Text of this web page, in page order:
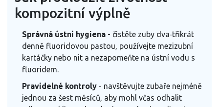
kompozitní výplně
Správná ústní hygiena - čistěte zuby dva‑třikrát
denně fluoridovou pastou, používejte mezizubní
kartáčky nebo nit a nezapomeňte na ústní vodu s
fluoridem.
Pravidelné kontroly - navštěvujte zubaře nejméně
jednou za šest měsíců, aby mohl včas odhalit